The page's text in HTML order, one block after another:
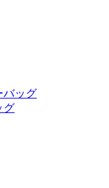
バッグ
グ